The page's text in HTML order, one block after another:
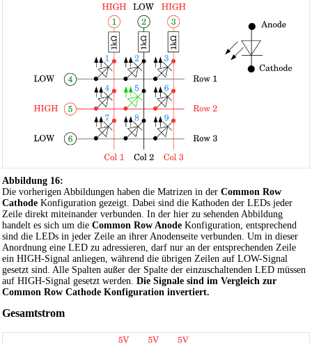
Abbildung 16:
Die vorherigen Abbildungen haben die Matrizen in der Common Row
Cathode Konfiguration gezeigt. Dabei sind die Kathoden der LEDs jeder
Zeile direkt miteinander verbunden. In der hier zu sehenden Abbildung
handelt es sich um die Common Row Anode Konfiguration, entsprechend
sind die LEDs in jeder Zeile an ihrer Anodenseite verbunden. Um in dieser
Anordnung eine LED zu adressieren, darf nur an der entsprechenden Zeile
ein HIGH-Signal anliegen, während die übrigen Zeilen auf LOW-Signal
gesetzt sind. Alle Spalten außer der Spalte der einzuschaltenden LED müssen
auf HIGH-Signal gesetzt werden. Die Signale sind im Vergleich zur
Common Row Cathode Konfiguration invertiert.
Gesamtstrom